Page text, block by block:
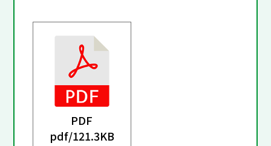
PDF
pdf/121.3KB